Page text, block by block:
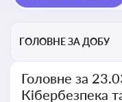
ГОЛОВНЕ ЗА ДОБУ
Головне за
Кібербезпека